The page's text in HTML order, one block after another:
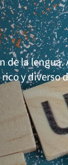
de la lengua.
y diverso